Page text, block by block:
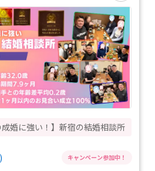
成婚に強い！】新宿の結婚相談所